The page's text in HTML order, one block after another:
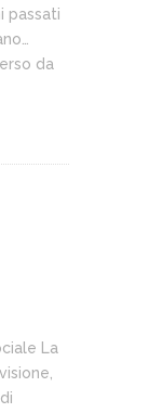
passati
da
La